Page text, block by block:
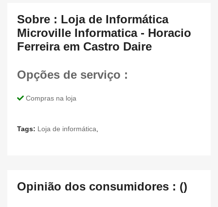
Sobre : Loja de Informática
Microville Informatica - Horacio
Ferreira em Castro Daire
Opções de serviço :
Compras na loja
Tags: Loja de informática
Opinião dos consumidores : ()